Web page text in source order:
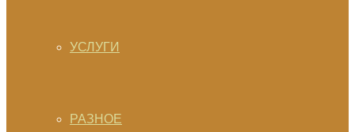
УСЛУГИ
РАЗНОЕ